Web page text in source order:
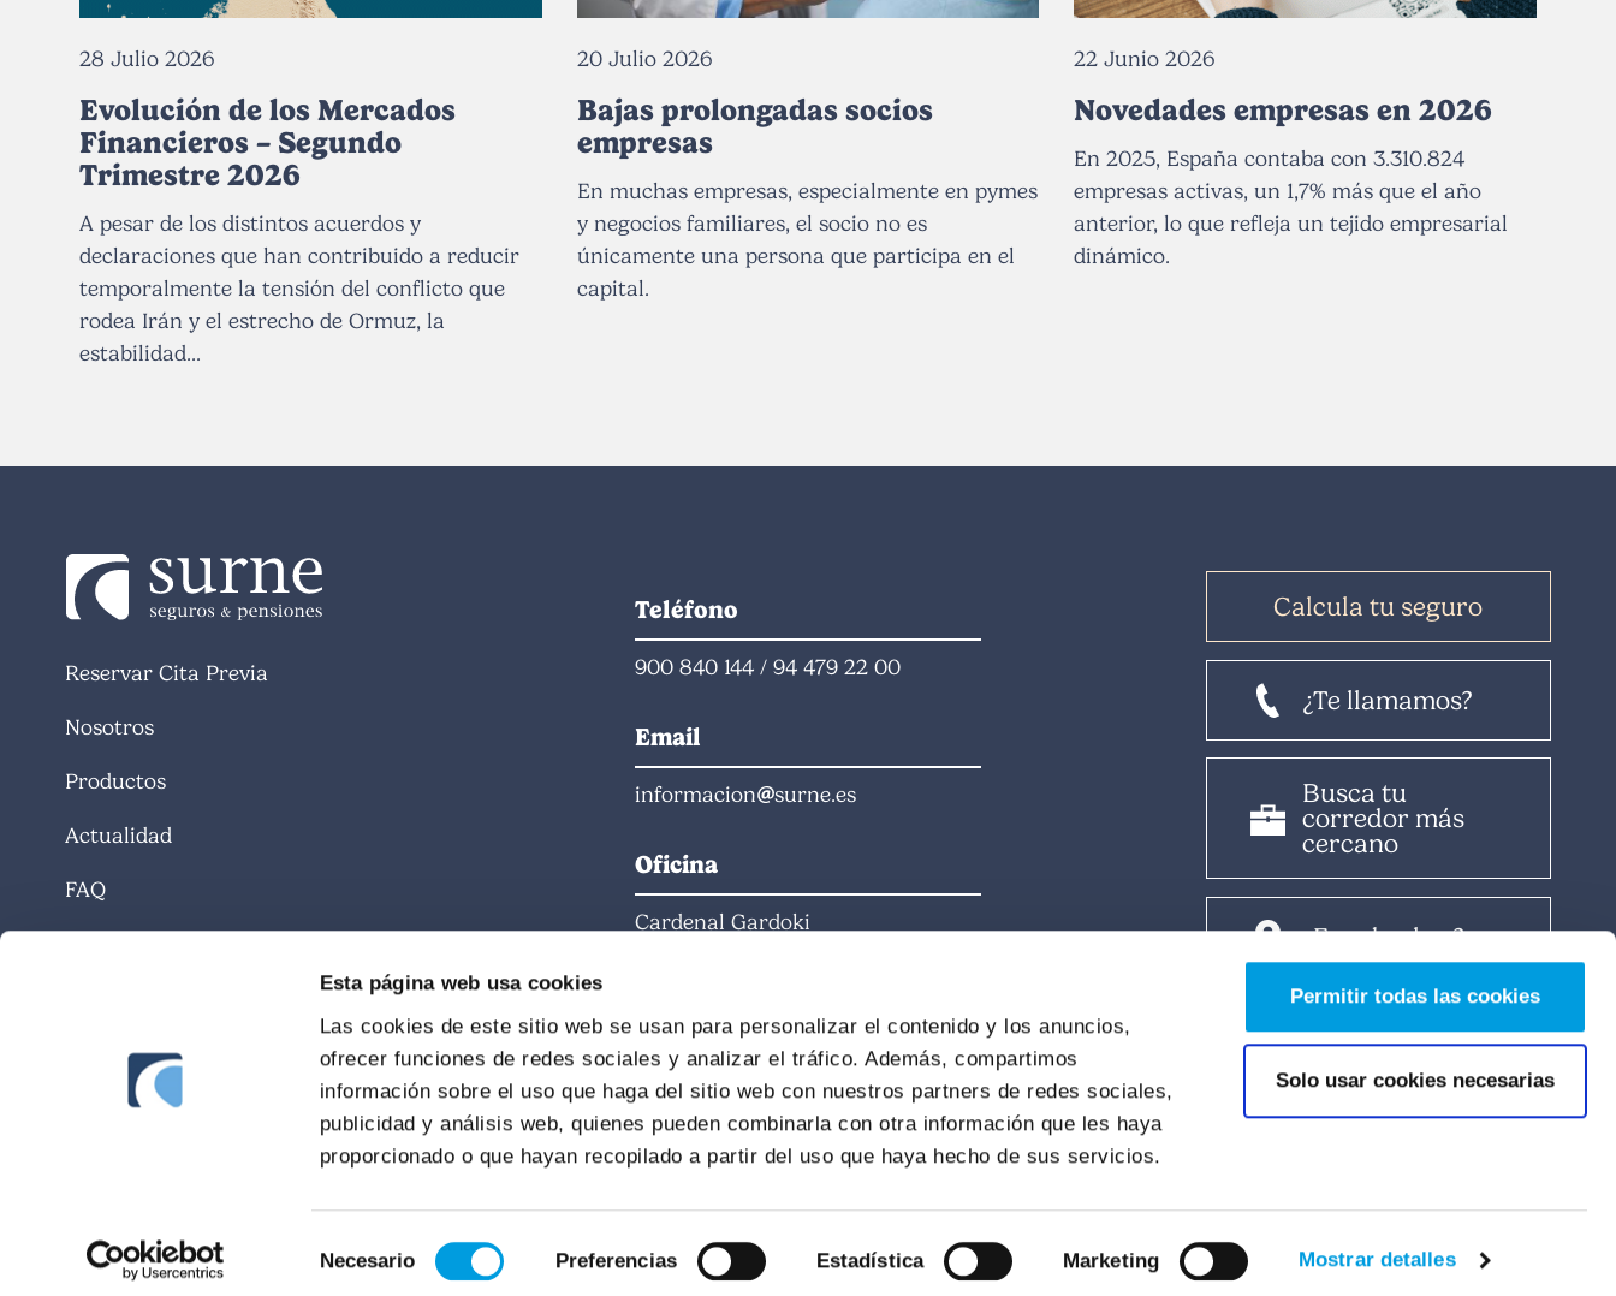
Esta página web usa cookies
Las cookies de este sitio web se usan para personalizar el contenido y los anuncios,
ofrecer funciones de redes sociales y analizar el tráfico. Además, compartimos
información sobre el uso que haga del sitio web con nuestros partners de redes sociales,
publicidad y análisis web, quienes pueden combinarla con otra información que les haya
proporcionado o que hayan recopilado a partir del uso que haya hecho de sus servicios.
de
Necesario Preferencias Estadística Marketing Mostrar detalles
Permitir todas las cookies
Solo usar cookies necesarias
28 Julio 2026
Evolución de los Mercados
Financieros – Segundo
Trimestre 2026
A pesar de los distintos acuerdos y
declaraciones que han contribuido a reducir
temporalmente la tensión del conflicto que
rodea Irán y el estrecho de Ormuz, la
estabilidad...
20 Julio 2026
Bajas prolongadas socios
empresas
En muchas empresas, especialmente en pymes
y negocios familiares, el socio no es
únicamente una persona que participa en el
capital.
22 Junio 2026
Novedades empresas en 2026
En 2025, España contaba con 3.310.824
empresas activas, un 1,7% más que el año
anterior, lo que refleja un tejido empresarial
dinámico.
Reservar Cita Previa
Nosotros
Productos
Actualidad
FAQ
Teléfono
900 840 144 /94 479 22 00
Email
informacion surne.es
Oficina
Cardenal Gardoki
Horario
Lunes - Jueves: 09:00-18:00
Viernes: 09:00-15:00
Horario Verano: 09:00-15:00
Calcula tu seguro
¿Te llamamos?
Busca tu
corredor más
cercano
¿Eres broker?
Área Broker
2026 SURNE Seguros y Pensiones. Todos los derechos reservados | Aviso legal|Protección de datos|Política de cookies